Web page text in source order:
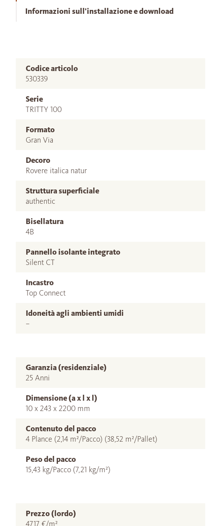
Informazioni sull'installazione e download
Codice articolo
530339
Serie
TRITTY 100
Formato
Gran Via
Decoro
Rovere italica natur
Struttura superficiale
authentic
Bisellatura
4B
Pannello isolante integrato
Silent CT
Incastro
Top Connect
Idoneità agli ambienti umidi
–
Garanzia (residenziale)
25 Anni
Dimensione (a x l x l)
10 x 243 x 2200 mm
Contenuto del pacco
4 Plance (2,14 m²/Pacco) (38,52 m²/Pallet)
Peso del pacco
15,43 kg/Pacco (7,21 kg/m²)
Prezzo (lordo)
47,17 €/m²